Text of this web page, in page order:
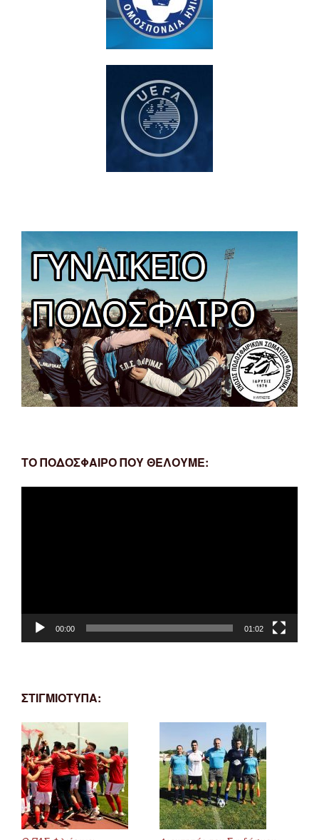
ΤΟ ΠΟΔΟΣΦΑΙΡΟ ΠΟΥ ΘΕΛΟΥΜΕ:
00:00 01:02
ΣΤΙΓΜΙΟΤΥΠΑ: